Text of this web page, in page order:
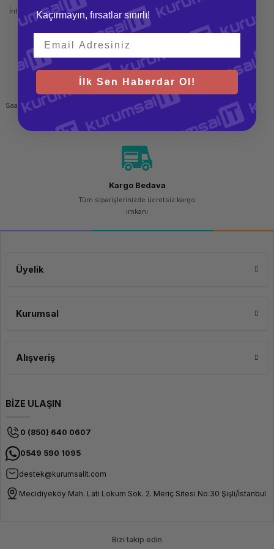
Geniş İç Hacim ve
Organizasyon
Çanta, geniş iç hacmi ve çeşitli bölmeleriyle kullanıcıların ihtiyaçlarını
karşılar. Özel olarak tasarlanmış notebook bölmesi, 15.6 inç'e kadar dizüstü
bilgisayarlar için uygundur ve bilgisayarınızı güvenli bir şekilde saklar.
Ayrıca, tabletiniz, dosyalarınız, şarj cihazlarınız ve diğer aksesuarlarınız için
çeşitli cepler ve bölmeler mevcuttur. BP-S360 sırt çantası, uzun süreli taşıma
dolgulu olduğundan omuzlarınıza minimum basınç uygular. Bu özellik,
çantanın ağırlığını dengeler ve taşıma konforunu artırır.
Güvenli Taşıma ve Koruma
güvende tutabilir ve taşıma sırasında koruma altına alabilirsiniz. Ayrıca,
İnternetten sipariş et ve mağazadan
teslim al
Kolay iade ve değişim imkanı
Saat 15.00'a kadar yapılan siparişlerde
aynı gün kargo imkanı
Güvenli Alışveriş
256 bit SSL sertifikası
Kargo Bedava
Tüm siparişlerinizde ücretsiz kargo
imkanı
Üyelik
Kurumsal
Alışveriş
BİZE ULAŞIN
0 (850) 640 0607
0549 590 1095
destek@kurumsalit.com
Mecidiyeköy Mah. Lati Lokum Sok. 2. Meriç Sitesi No:30 Şişli/İstanbul
Bizi takip edin
Kaçırmayın, fırsatlar sınırlı!
İlk Sen Haberdar Ol!